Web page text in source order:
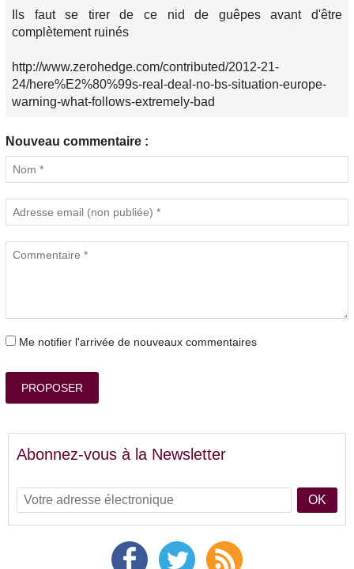
Ils faut se tirer de ce nid de guêpes avant d'être
complètement ruinés
http://www.zerohedge.com/contributed/2012-21-
24/here%E2%80%99s-real-deal-no-bs-situation-europe-
warning-what-follows-extremely-bad
Nouveau commentaire :
Me notifier l'arrivée de nouveaux commentaires
PROPOSER
Abonnez-vous à la Newsletter
OK